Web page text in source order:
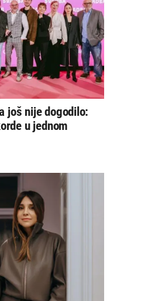
još nije dogodilo:
u jednom